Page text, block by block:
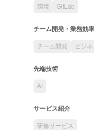
環境 GitLab
チーム開発・業務効
チーム開発 ビジ
先端技術
AI
サービス紹介
研修サービス